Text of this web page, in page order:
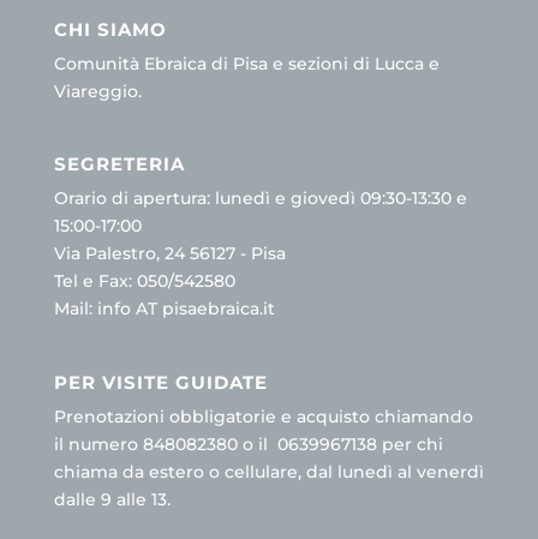
CHI SIAMO
Comunità Ebraica di Pisa e sezioni di Lucca e
Viareggio.
SEGRETERIA
Orario di apertura: lunedì e giovedì 09:30-13:30 e
15:00-17:00
Via Palestro, 24 56127 - Pisa
Tel e Fax: 050/542580
Mail: info AT pisaebraica.it
PER VISITE GUIDATE
Prenotazioni obbligatorie e acquisto chiamando
il numero 848082380 o il 0639967138 per chi
chiama da estero o cellulare, dal lunedì al venerdì
dalle 9 alle 13.